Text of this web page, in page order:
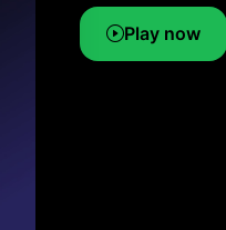
Play now